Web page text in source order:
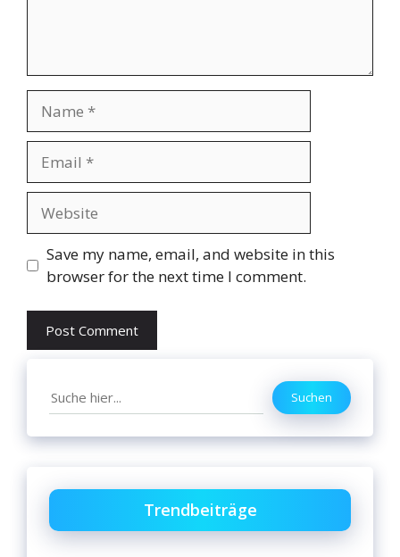
Save my name, email, and website in this
browser for the next time I comment.
Search Suchen
Trendbeiträge